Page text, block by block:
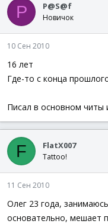
P P@S@f
Новичок
10 Сен 2010
16 лет
Где-то с конца
Писал в основном читы
F FlatX007
Tattoo!
11 Сен 2010
Олег 23 года,
основательно, мешает